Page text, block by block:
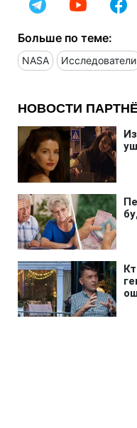
Больше по теме:
NASA Исследователи